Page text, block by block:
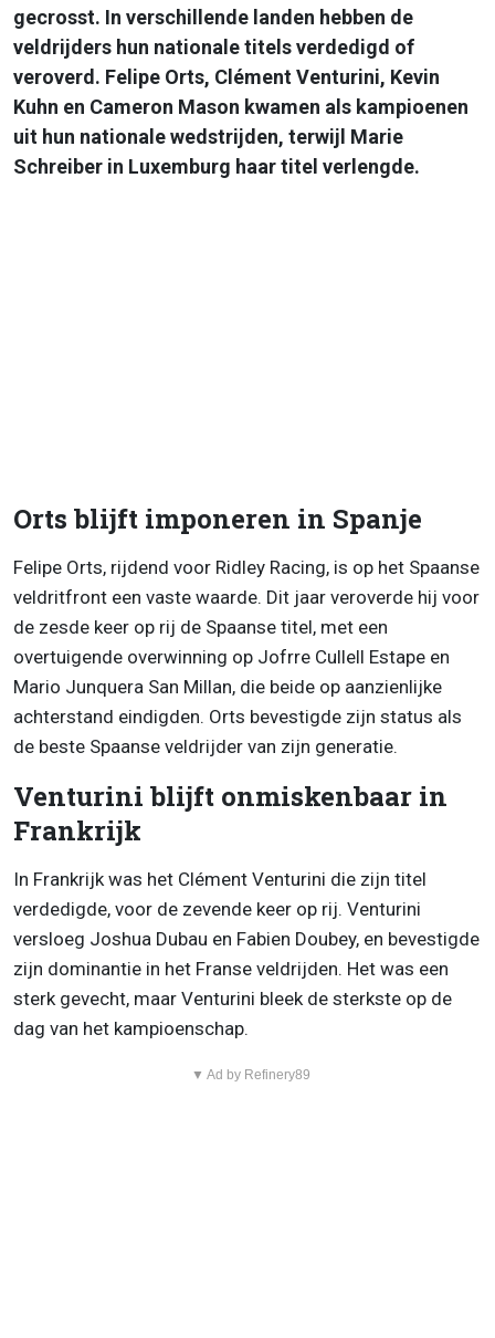
gecrosst. In verschillende landen hebben de
veldrijders hun nationale titels verdedigd of
veroverd. Felipe Orts, Clément Venturini, Kevin
Kuhn en Cameron Mason kwamen als kampioenen
uit hun nationale wedstrijden, terwijl Marie
Schreiber in Luxemburg haar titel verlengde.
Orts blijft imponeren in Spanje
Felipe Orts, rijdend voor Ridley Racing, is op het Spaanse
veldritfront een vaste waarde. Dit jaar veroverde hij voor
de zesde keer op rij de Spaanse titel, met een
overtuigende overwinning op Jofrre Cullell Estape en
Mario Junquera San Millan, die beide op aanzienlijke
achterstand eindigden. Orts bevestigde zijn status als
de beste Spaanse veldrijder van zijn generatie.
Venturini blijft onmiskenbaar in
Frankrijk
In Frankrijk was het Clément Venturini die zijn titel
verdedigde, voor de zevende keer op rij. Venturini
versloeg Joshua Dubau en Fabien Doubey, en bevestigde
zijn dominantie in het Franse veldrijden. Het was een
sterk gevecht, maar Venturini bleek de sterkste op de
dag van het kampioenschap.
▼ Ad by Refinery89